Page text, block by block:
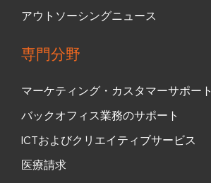
アウトソーシングニュース
専門分野
マーケティング・カスタマーサポート
バックオフィス業務のサポート
ICTおよびクリエイティブサービス
医療請求